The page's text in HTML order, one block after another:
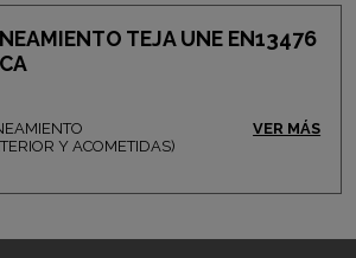
TEJA UNE EN13476
Y ACOMETIDAS)
VER MÁS